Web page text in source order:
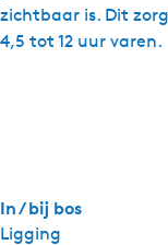
zichtbaar is. Dit
4,5 tot 12 uur varen.
Ligging
In / bij bos